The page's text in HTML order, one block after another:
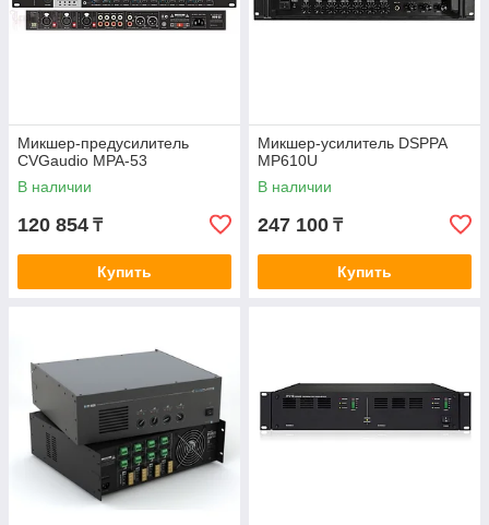
Микшер-предусилитель
CVGaudio MPA-53
В наличии
120 854 ₸
Купить
Микшер-усилитель DSPPA
MP610U
В наличии
247 100 ₸
Купить